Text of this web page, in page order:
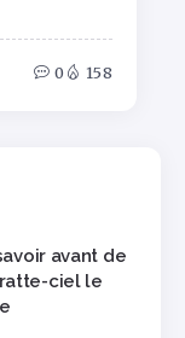
0 158
avant de
ciel le